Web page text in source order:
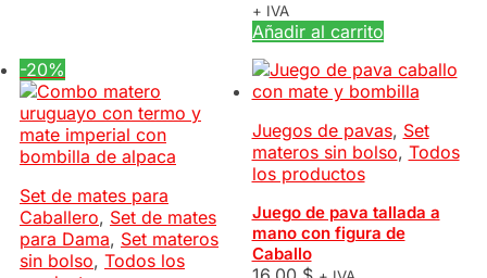
+ IVA
Añadir al carrito
-20%
Set de mates para
Caballero, Set de mates
para Dama, Set materos
sin bolso, Todos los
Juegos de pavas, Set
materos sin bolso, Todos
los productos
Juego de pava tallada a
mano con figura de
Caballo